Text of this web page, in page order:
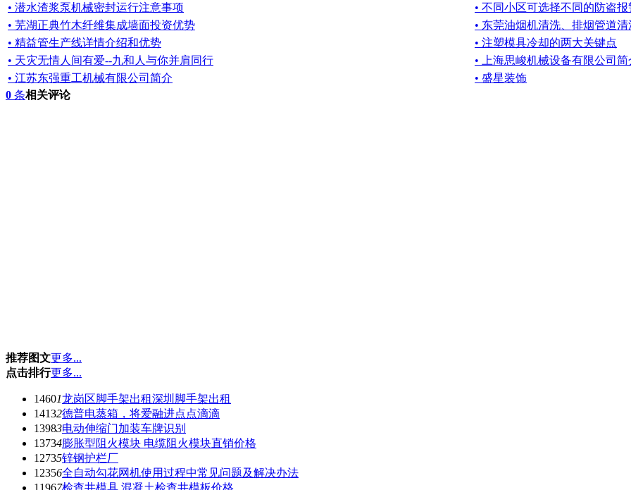
• 潜水渣浆泵机械密封运行注意事项
• 不同小区可选择不同的防盗
• 芜湖正典竹木纤维集成墙面投资优势
• 东莞油烟机清洗、排烟管道清
• 精益管生产线详情介绍和优势
• 注塑模具冷却的两大关键点
• 天灾无情人间有爱--九和人与你并肩同行
• 上海思峻机械设备有限公司简
• 江苏东强重工机械有限公司简介
• 盛星装饰
0 条相关评论
推荐图文更多...
点击排行更多...
14601龙岗区脚手架出租深圳脚手架出租
14132德普电蒸箱，将爱融进点点滴滴
13983电动伸缩门加装车牌识别
13734膨胀型阻火模块 电缆阻火模块直销价格
12735锌钢护栏厂
12356全自动勾花网机使用过程中常见问题及解决办法
11967检查井模具,混凝土检查井模板价格